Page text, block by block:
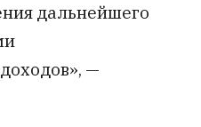
дальнейшего
—